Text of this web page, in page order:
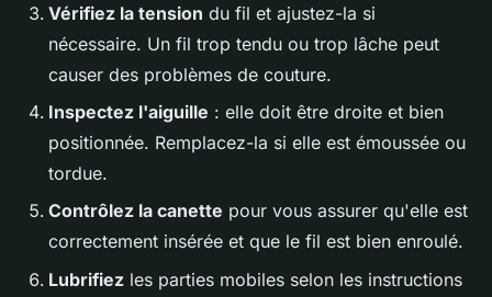
Vérifiez la tension du fil et ajustez-la si
nécessaire. Un fil trop tendu ou trop lâche peut
causer des problèmes de couture.
Inspectez l'aiguille : elle doit être droite et bien
positionnée. Remplacez-la si elle est émoussée ou
tordue.
Contrôlez la canette pour vous assurer qu'elle est
correctement insérée et que le fil est bien enroulé.
Lubrifiez les parties mobiles selon les instructions